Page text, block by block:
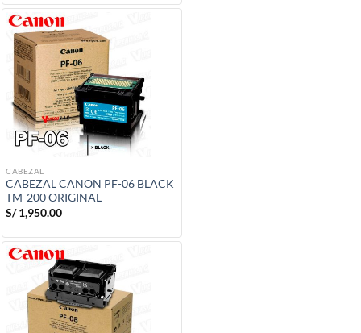
CABEZAL
CABEZAL CANON PF-06 BLACK
TM-200 ORIGINAL
S/1,950.00